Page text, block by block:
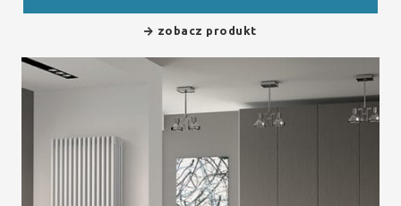
zobacz produkt